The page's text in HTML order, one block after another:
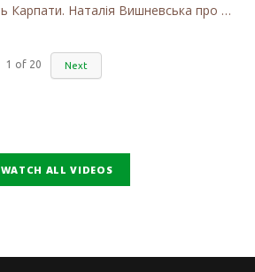
Жінки, які захищають Карпати. Наталія Вишневська про вітряки в Закарпатті та участь громадськості
1 of 20 Next
WATCH ALL VIDEOS